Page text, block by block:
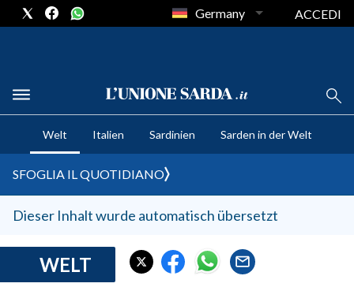
CRONACA SARDEGNA
CAGLIARI
SULCIS IGLESIENTE
MEDIO CAMPIDANO
SASSARI E PROVINCIA
GALLURA
Germany ACCEDI
Welt Italien Sardinien Sarden in der Welt
SFOGLIA IL QUOTIDIANO
Dieser Inhalt wurde automatisch übersetzt
WELT